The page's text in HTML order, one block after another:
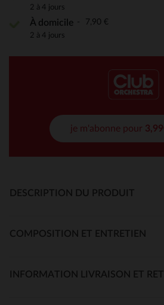
2 à 4 jours
À domicile 7,90 €
2 à 4 jours
je m'abonne pour
DESCRIPTION DU PRODUIT
COMPOSITION ET ENTRETIEN
INFORMATION LIVRAISON ET